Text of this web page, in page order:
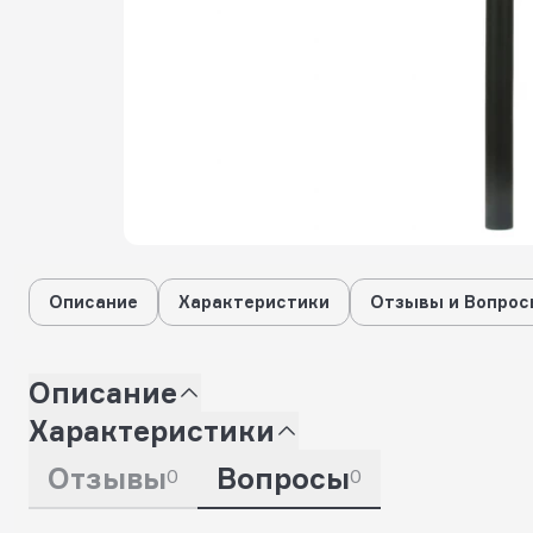
Описание Характеристики Отзывы и
Описание
Характеристики
Отзывы0 Вопросы0